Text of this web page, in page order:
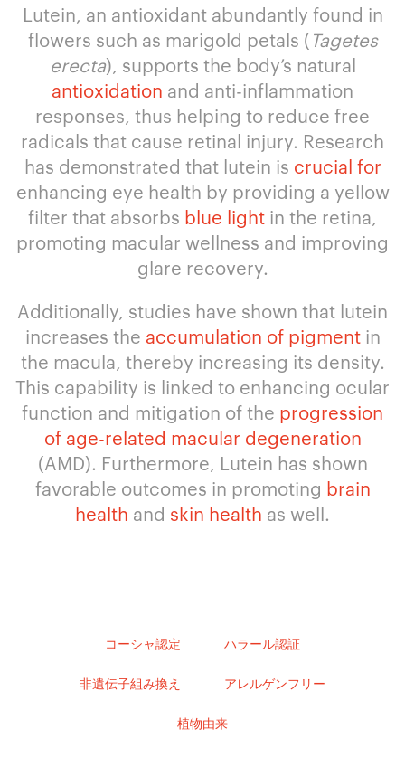
Lutein, an antioxidant abundantly found in
flowers such as marigold petals (Tagetes
erecta), supports the body’s natural
antioxidation and anti-inflammation
responses, thus helping to reduce free
radicals that cause retinal injury. Research
has demonstrated that lutein is crucial for
enhancing eye health by providing a yellow
filter that absorbs blue light in the retina,
promoting macular wellness and improving
glare recovery.
Additionally, studies have shown that lutein
increases the accumulation of pigmentin
the macula, thereby increasing its density.
This capability is linked to enhancing ocular
function and mitigation of the progression
of age-related macular degeneration
(AMD). Furthermore, Lutein has shown
favorable outcomes in promoting brain
health and skin health as well.
コーシャ認定 ハラール認証
非遺伝子組み換え アレルゲンフリー
植物由来